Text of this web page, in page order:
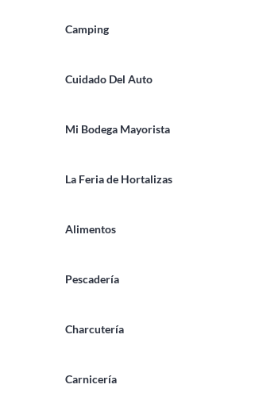
Camping
Cuidado Del Auto
Mi Bodega Mayorista
La Feria de Hortalizas
Alimentos
Pescadería
Charcutería
Carnicería